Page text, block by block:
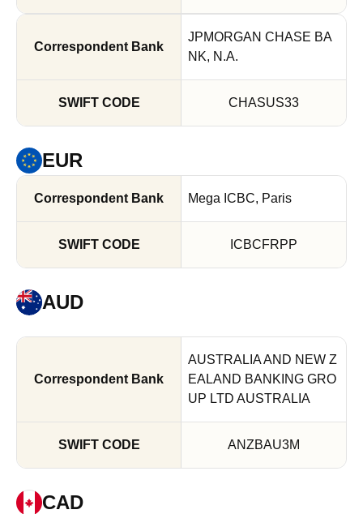
JPMORGAN CHASE BA
NK, N.A.
CHASUS33
EUR
Mega ICBC, Paris
ICBCFRPP
AUD
AUSTRALIA AND NEW Z
EALAND BANKING GRO
UP LTD AUSTRALIA
ANZBAU3M
CAD